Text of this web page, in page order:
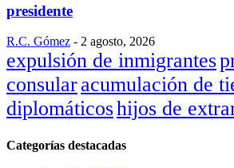
presidente
R.C. Gómez - 2 agosto, 2026
expulsión de inmigrantes
consularacumulación de
diplomáticoshijos de
Categorías destacadas